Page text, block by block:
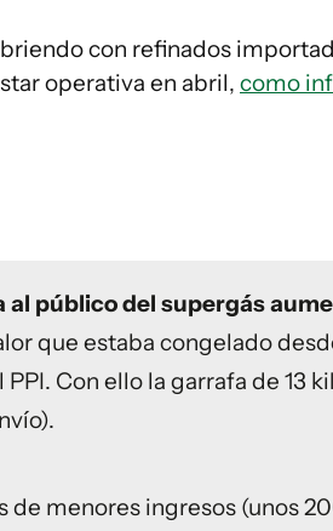
con refinados
operativa en abril, como
público del supergás
que estaba congelado
Con ello la garrafa de 13
de menores ingresos (unos